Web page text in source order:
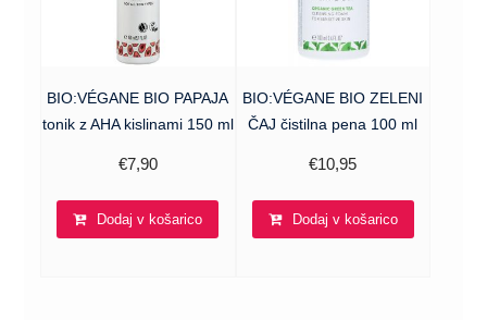
BIO:VÉGANE BIO PAPAJA
tonik z AHA kislinami 150 ml
€7,90
Dodaj v košarico
BIO:VÉGANE BIO ZELENI
ČAJ čistilna pena 100 ml
€10,95
Dodaj v košarico